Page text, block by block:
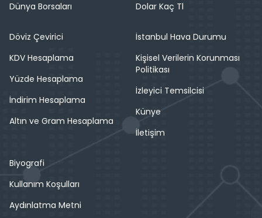
Dünya Borsaları
Dolar Kaç Tl
Döviz Çevirici
KDV Hesaplama
Yüzde Hesaplama
İndirim Hesaplama
Altın ve Gram Hesaplama
İstanbul Hava Durumu
Kişisel Verilerin Korunması
Politikası
İzleyici Temsilcisi
Künye
İletişim
Biyografi
Kullanım Koşulları
Aydınlatma Metni